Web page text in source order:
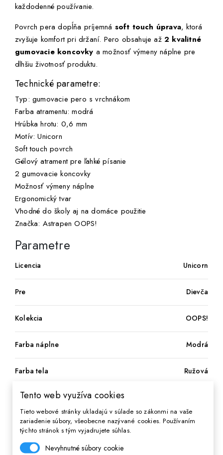
každodenné používanie.
Povrch pera dopĺňa príjemná soft touch úprava, ktorá
zvyšuje komfort pri držaní. Pero obsahuje až 2 kvalitné
gumovacie koncovky a možnosť výmeny náplne pre
dlhšiu životnosť produktu.
Technické parametre:
Typ: gumovacie pero s vrchnákom
Farba atramentu: modrá
Hrúbka hrotu: 0,6 mm
Motív: Unicorn
Soft touch povrch
Gélový atrament pre ľahké písanie
2 gumovacie koncovky
Možnosť výmeny náplne
Ergonomický tvar
Vhodné do školy aj na domáce použitie
Značka: Astrapen OOPS!
Parametre
Licencia Unicorn
Pre Dievča
Kolekcia OOPS!
Farba náplne Modrá
Farba tela Ružová
Typ hrotu
Počet ks v balení
Hrúbka stopy
Tento web využíva cookies
Tieto webové stránky ukladajú v súlade so zákonmi na vaše
zariadenie súbory, všeobecne nazývané cookies. Používaním
týchto stránok s tým vyjadrujete súhlas.
Nevyhnutné súbory cookie